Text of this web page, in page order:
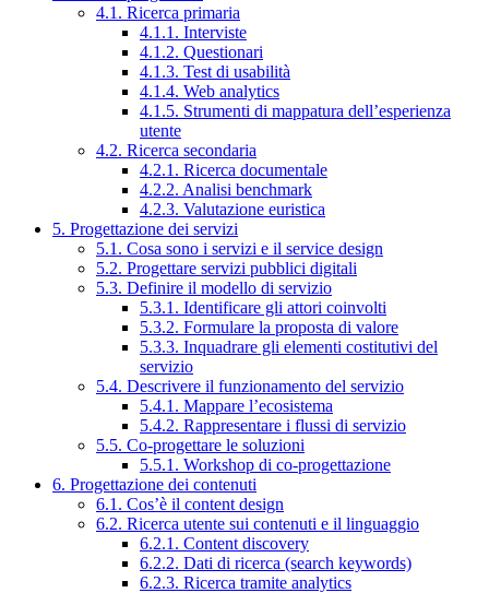
4.1. Ricerca primaria
4.1.1. Interviste
4.1.2. Questionari
4.1.3. Test di usabilità
4.1.4. Web analytics
4.1.5. Strumenti di mappatura dell’esperienza
utente
4.2. Ricerca secondaria
4.2.1. Ricerca documentale
4.2.2. Analisi benchmark
4.2.3. Valutazione euristica
5. Progettazione dei servizi
5.1. Cosa sono i servizi e il service design
5.2. Progettare servizi pubblici digitali
5.3. Definire il modello di servizio
5.3.1. Identificare gli attori coinvolti
5.3.2. Formulare la proposta di valore
5.3.3. Inquadrare gli elementi costitutivi del
servizio
5.4. Descrivere il funzionamento del servizio
5.4.1. Mappare l’ecosistema
5.4.2. Rappresentare i flussi di servizio
5.5. Co-progettare le soluzioni
5.5.1. Workshop di co-progettazione
6. Progettazione dei contenuti
6.1. Cos’è il content design
6.2. Ricerca utente sui contenuti e il linguaggio
6.2.1. Content discovery
6.2.2. Dati di ricerca (search keywords)
6.2.3. Ricerca tramite analytics